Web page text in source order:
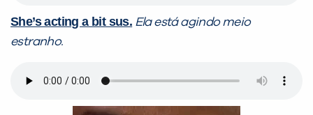
She’s acting a bit sus. Ela está agindo meio
estranho.